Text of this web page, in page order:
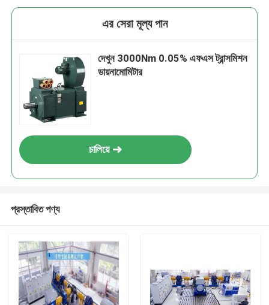
এর সেরা মূল্য পান
দেখুন 3000Nm 0.05% এফএস ট্রান্সমিশন
ডায়নামোমিটার
চালিয়ে
প্রস্তাবিত পণ্য